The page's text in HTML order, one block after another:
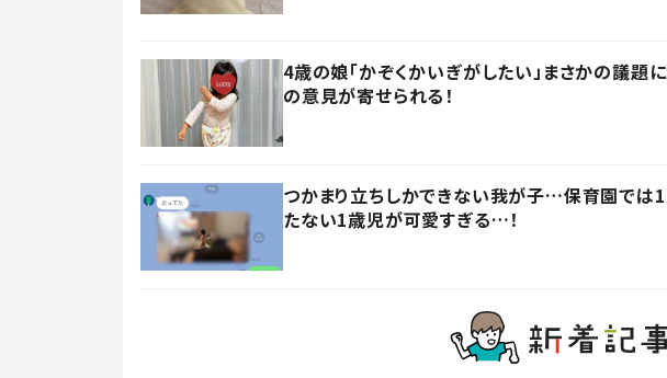
4歳の娘「かぞくかいぎがしたい」まさかの議題
の意見が寄せられる！
つかまり立ちしかできない我が子…保育園では
たない1歳児が可愛すぎる…！